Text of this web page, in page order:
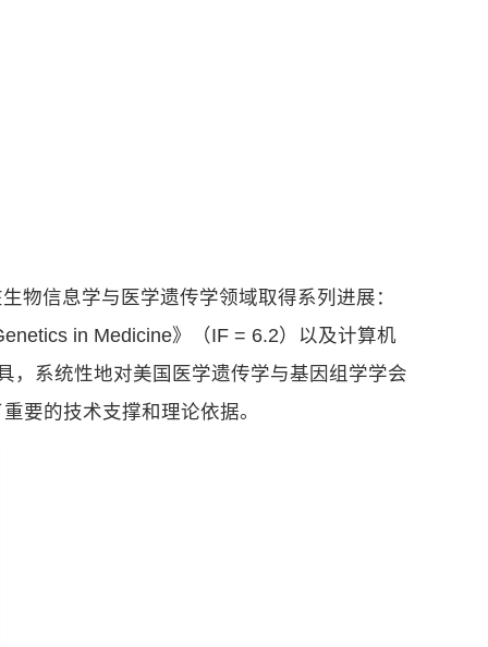
物信息学与医学遗传学领域取得系列进展：
in Medicine》（IF = 6.2）以及计算机
，系统性地对美国医学遗传学与基因组学学会
要的技术支撑和理论依据。